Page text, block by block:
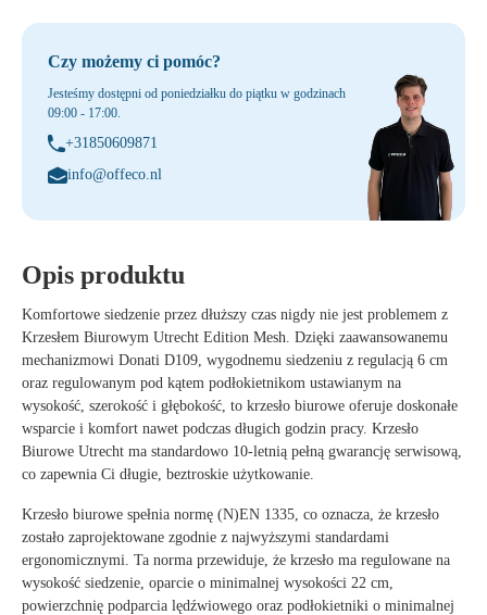
Czy możemy ci pomóc?
Jesteśmy dostępni od poniedziałku do piątku w godzinach
09:00 - 17:00.
+31850609871
info@offeco.nl
Opis produktu
Komfortowe siedzenie przez dłuższy czas nigdy nie jest problemem z
Krzesłem Biurowym Utrecht Edition Mesh. Dzięki zaawansowanemu
mechanizmowi Donati D109, wygodnemu siedzeniu z regulacją 6 cm
oraz regulowanym pod kątem podłokietnikom ustawianym na
wysokość, szerokość i głębokość, to krzesło biurowe oferuje doskonałe
wsparcie i komfort nawet podczas długich godzin pracy. Krzesło
Biurowe Utrecht ma standardowo 10-letnią pełną gwarancję serwisową,
co zapewnia Ci długie, beztroskie użytkowanie.
Krzesło biurowe spełnia normę (N)EN 1335, co oznacza, że krzesło
zostało zaprojektowane zgodnie z najwyższymi standardami
ergonomicznymi. Ta norma przewiduje, że krzesło ma regulowane na
wysokość siedzenie, oparcie o minimalnej wysokości 22 cm,
powierzchnię podparcia lędźwiowego oraz podłokietniki o minimalnej